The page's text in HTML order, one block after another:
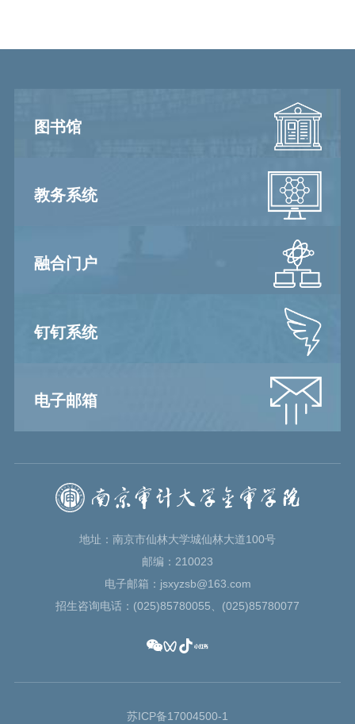
图书馆
教务系统
融合门户
钉钉系统
电子邮箱
地址：南京市仙林大学城仙林大道100号
邮编：210023
电子邮箱：jsxyzsb@163.com
招生咨询电话：(025)85780055、(025)85780077
苏ICP备17004500-1